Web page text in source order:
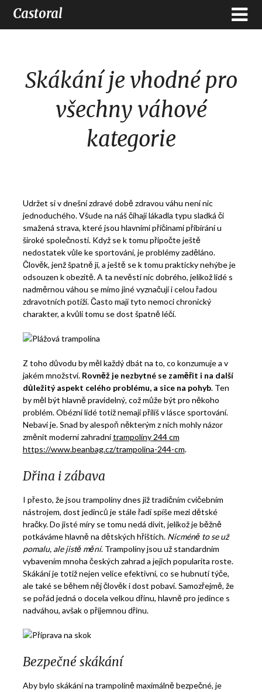
Castoral
Skákání je vhodné pro
všechny váhové
kategorie
Udržet si v dnešní zdravé době zdravou váhu není nic
jednoduchého. Všude na náš číhají lákadla typu sladká či
smažená strava, které jsou hlavními příčinami přibírání u
široké společnosti. Když se k tomu připočte ještě
nedostatek vůle ke sportování, je problémy zaděláno.
Člověk, jenž špatně jí, a ještě se k tomu prakticky nehýbe je
odsouzen k obezitě. A ta nevěstí nic dobrého, jelikož lidé s
nadměrnou váhou se mimo jiné vyznačují i celou řadou
zdravotních potíží. Často mají tyto nemoci chronický
charakter, a kvůli tomu se dost špatně léčí.
Z toho důvodu by měl každý dbát na to, co konzumuje a v
jakém množství. Rovněž je nezbytné se zaměřit i na další
důležitý aspekt celého problému, a sice na pohyb. Ten
by měl být hlavně pravidelný, což může být pro někoho
problém. Obézní lidé totiž nemají příliš v lásce sportování.
Nebaví je. Snad by alespoň některým z nich mohly názor
změnit moderní zahradnítrampolíny 244 cm
https://www.beanbag.cz/trampolina-244-cm.
Dřina i zábava
I přesto, že jsou trampolíny dnes již tradičním cvičebním
nástrojem, dost jedinců je stále řadí spíše mezi dětské
hračky. Do jisté míry se tomu nedá divit, jelikož je běžně
potkáváme hlavně na dětských hřištích. Nicméně to se už
pomalu, ale jistě mění. Trampolíny jsou už standardním
vybavením mnoha českých zahrad a jejich popularita roste.
Skákání je totiž nejen velice efektivní, co se hubnutí týče,
ale také se během něj člověk i dost pobaví. Samozřejmě, že
se pořád jedná o docela velkou dřinu, hlavně pro jedince s
nadváhou, avšak o příjemnou dřinu.
Bezpečné skákání
Aby bylo skákání na trampolíně maximálně bezpečné, je